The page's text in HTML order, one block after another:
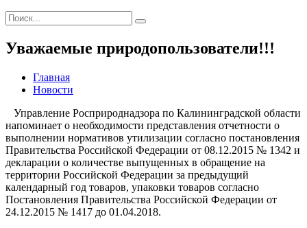
Уважаемые природопользователи!!!
Главная
Новости
Управление Росприроднадзора по Калининградской области
напоминает о необходимости представления отчетности о
выполнении нормативов утилизации согласно постановления
Правительства Российской Федерации от 08.12.2015 № 1342 и
декларации о количестве выпущенных в обращение на
территории Российской Федерации за предыдущий
календарный год товаров, упаковки товаров согласно
Постановления Правительства Российской Федерации от
24.12.2015 № 1417 до 01.04.2018.